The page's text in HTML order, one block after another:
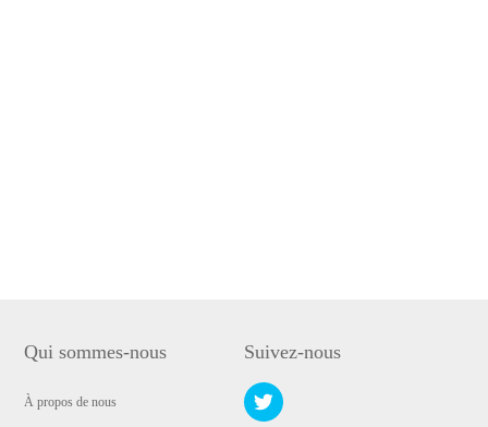
Qui sommes-nous
À propos de nous
Suivez-nous